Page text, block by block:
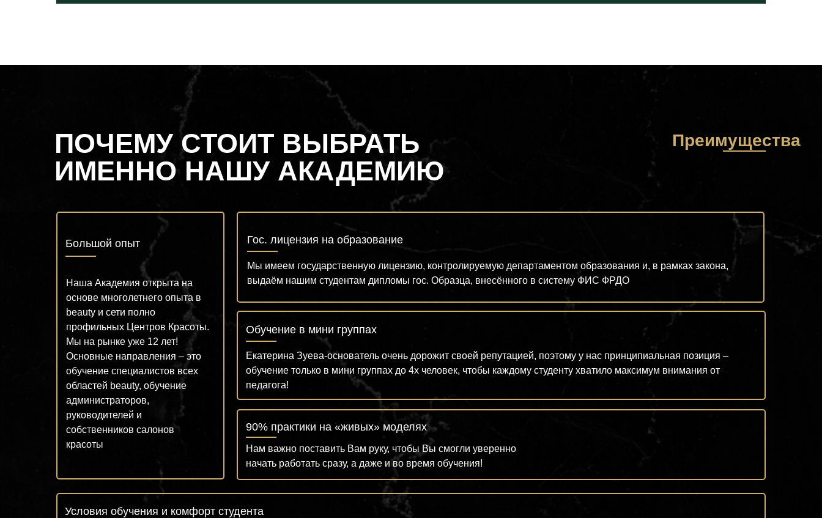
ПОЧЕМУ СТОИТ ВЫБРАТЬ
ИМЕННО НАШУ АКАДЕМИЮ
Преимущества
Наша Академия открыта на
основе многолетнего опыта в
beauty и сети полно
профильных Центров Красоты.
Мы на рынке уже 12 лет!
Основные направления – это
обучение специалистов всех
областей beauty, обучение
администраторов,
руководителей и
собственников салонов
красоты
Большой опыт
Мы имеем государственную лицензию, контролируемую департаментом образования и, в рамках закона,
выдаём нашим студентам дипломы гос. Образца, внесённого в систему ФИС ФРДО
Гос. лицензия на образование
Условия обучения и комфорт студента
Обучение в мини группах
Екатерина Зуева-основатель очень дорожит своей репутацией, поэтому у нас принципиальная позиция –
обучение только в мини группах до 4х человек, чтобы каждому студенту хватило максимум внимания от
педагога!
90% практики на «живых» моделях
Нам важно поставить Вам руку, чтобы Вы смогли уверенно
начать работать сразу, а даже и во время обучения!